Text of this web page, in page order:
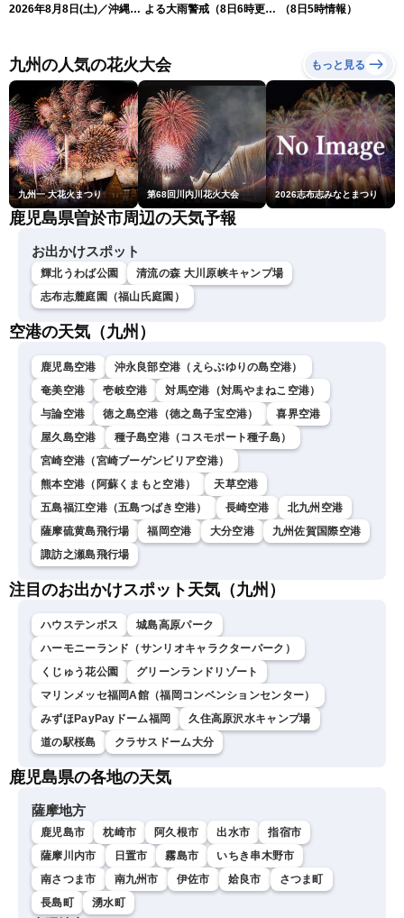
2026年8月8日(土)／沖縄・
〈ウェザーニュースLiVEモ
ーニング・松本真央／山口
剛央〉
よる大雨警戒（8日6時更
（8日5時情報）
九州の人気の花火大会 もっと見る
九州一 大花火まつり 第68回川内川花火大会 2026志布志みなとまつり
鹿児島県曽於市周辺の天気予報
お出かけスポット
輝北うわば公園
清流の森 大川原峡キャンプ場
志布志麓庭園（福山氏庭園）
空港の天気（九州）
鹿児島空港
沖永良部空港（えらぶゆりの島空港）
奄美空港
壱岐空港
対馬空港（対馬やまねこ空港）
与論空港
徳之島空港（徳之島子宝空港）
喜界空港
屋久島空港
種子島空港（コスモポート種子島）
宮崎空港（宮崎ブーゲンビリア空港）
熊本空港（阿蘇くまもと空港）
天草空港
五島福江空港（五島つばき空港）
長崎空港
北九州空港
薩摩硫黄島飛行場
福岡空港 大分空港
九州佐賀国際空港
諏訪之瀬島飛行場
注目のお出かけスポット天気（九州）
ハウステンボス
城島高原パーク
ハーモニーランド（サンリオキャラクターパーク）
くじゅう花公園
グリーンランドリゾート
マリンメッセ福岡A館（福岡コンベンションセンター）
みずほPayPayドーム福岡
久住高原沢水キャンプ場
道の駅桜島
クラサスドーム大分
鹿児島県の各地の天気
薩摩地方
鹿児島市 枕崎市 阿久根市 出水市
指宿市
薩摩川内市
日置市 霧島市
いちき串木野市
南さつま市
南九州市 伊佐市 姶良市
さつま町
長島町
湧水町